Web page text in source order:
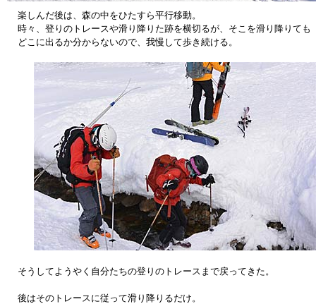
楽しんだ後は、森の中をひたすら平行移動。
時々、登りのトレースや滑り降りた跡を横切るが、そこを滑り降りても
どこに出るか分からないので、我慢して歩き続ける。
そうしてようやく自分たちの登りのトレースまで戻ってきた。
後はそのトレースに従って滑り降りるだけ。